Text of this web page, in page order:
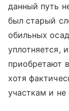
данный путь
был старый
обильных
уплотняется,
приобретают
хотя
участкам и